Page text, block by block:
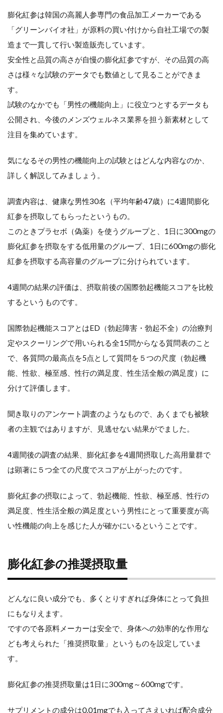
参
の
推
奨
摂
取
量
膨
化
紅
参
に
つ
て
ま
と
め
膨化紅参は韓国の高麗人参専門の食品加工メーカーである
「グリーンバイオ社」が原料の買い付けから自社工場での製
造まで一貫して行い製造販売しています。
安全性と品質の高さが自慢の膨化紅参ですが、その品質の高
さは様々な試験のデータでも数値として見ることができま
す。
試験のなかでも「男性の機能向上」に役立つとするデータも
公開され、今後のメンズウェルネス業界を担う新素材として
注目を集めています。
気になるその男性の機能向上の試験とはどんな内容なのか、
詳しく解説してみましょう。
調査内容は、健康な男性30名（平均年齢47歳）に4週間膨化
紅参を摂取してもらったというもの。
このときプラセボ（偽薬）を使うグループと、1日に300mgの
膨化紅参を摂取をする低用量のグループ、1日に600mgの膨化
紅参を摂取する高容量のグループに分けられています。
4週間の結果の評価は、摂取前後の国際勃起機能スコアを比較
するというものです。
国際勃起機能スコアとはED（勃起障害・勃起不全）の治療判
定やスクーリングで用いられる全15問からなる質問表のこと
で、各質問の最高点を5点として質問を５つの尺度（勃起機
能、性欲、極至感、性行の満足度、性生活全般の満足度）に
分けて評価します。
聞き取りのアンケート調査のようなもので、あくまでも被験
者の主観ではありますが、見逃せない結果がでました。
4週間後の調査の結果、膨化紅参を4週間摂取した高用量群で
は顕著に５つ全ての尺度でスコアが上がったのです。
膨化紅参の摂取によって、勃起機能、性欲、極至感、性行の
満足度、性生活全般の満足度という男性にとって重要度が高
い性機能の向上を感じた人が確かにいるということです。
膨化紅参の推奨摂取量
どんなに良い成分でも、多くとりすぎれば身体にとって負担
にもなりえます。
ですので各原料メーカーは安全で、身体への効率的な作用な
ども考えられた「推奨摂取量」というものを設定していま
す。
膨化紅参の推奨摂取量は1日に300mg～600mgです。
サプリメントの成分は0.01mgでも入ってさえいれば配合成分